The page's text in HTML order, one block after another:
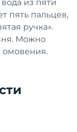
из пяти
пять пальцев,
ручка».
Можно
омовения.